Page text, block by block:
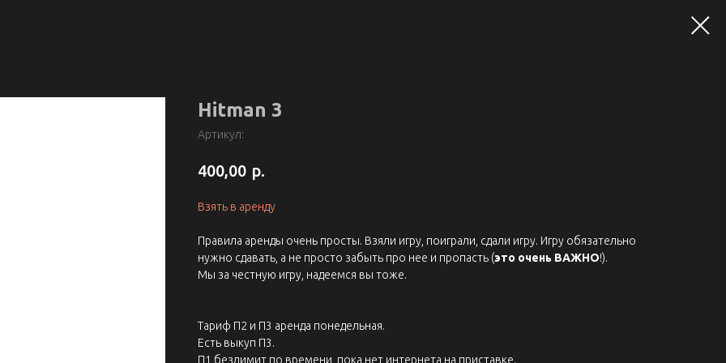
Hitman 3
Артикул:
400,00 р.
Взять в аренду
Правила аренды очень просты. Взяли игру, поиграли, сдали игру. Игру обязательно
нужно сдавать, а не просто забыть про нее и пропасть (это очень ВАЖНО!).
Мы за честную игру, надеемся вы тоже.
Тариф П2 и П3 аренда понедельная.
Есть выкуп П3.
П1 безлимит по времени, пока нет интернета на приставке.